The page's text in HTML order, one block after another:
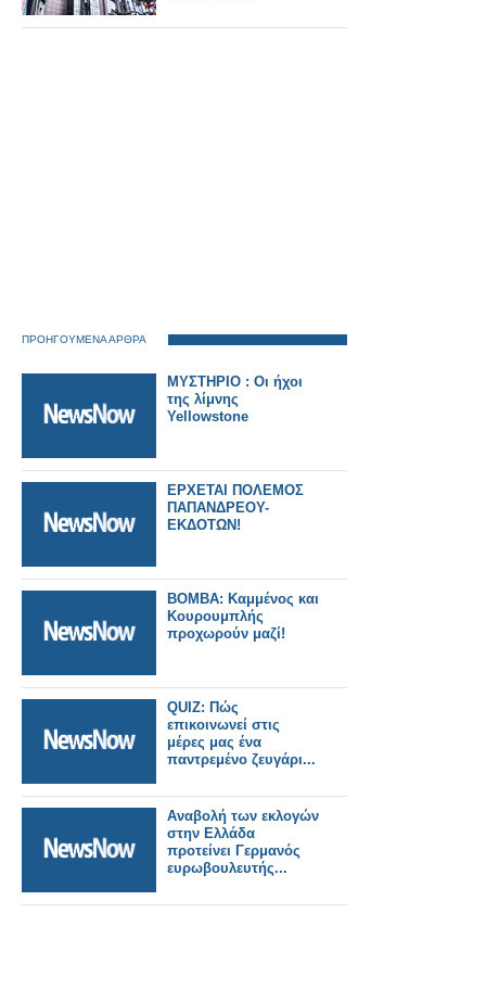
ΠΡΟΗΓΟΥΜΕΝΑ ΑΡΘΡΑ
ΜΥΣΤΗΡΙΟ : Οι ήχοι
της λίμνης
Yellowstone
ΕΡΧΕΤΑΙ ΠΟΛΕΜΟΣ
ΠΑΠΑΝΔΡΕΟΥ-
ΕΚΔΟΤΩΝ!
ΒΟΜΒΑ: Καμμένος και
Κουρουμπλής
προχωρούν μαζί!
QUIZ: Πώς
επικοινωνεί στις
μέρες μας ένα
παντρεμένο ζευγάρι...
Αναβολή των εκλογών
στην Ελλάδα
προτείνει Γερμανός
ευρωβουλευτής...